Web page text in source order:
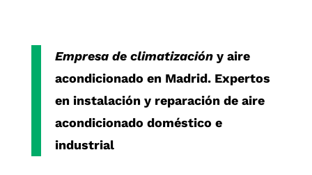
Empresa de climatizacióny aire
acondicionado en Madrid. Expertos
en instalación y reparación de aire
acondicionado doméstico e
industrial